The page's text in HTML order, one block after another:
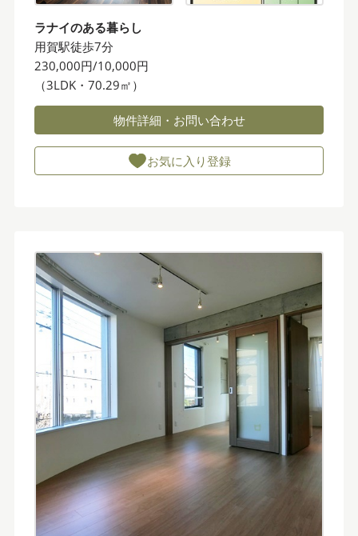
ラナイのある暮らし
用賀駅徒歩7分
230,000円/10,000円
（3LDK・70.29㎡）
物件詳細・お問い合わせ
お気に入り登録